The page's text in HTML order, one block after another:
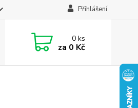
Přihlášení
0ks
za 0 Kč